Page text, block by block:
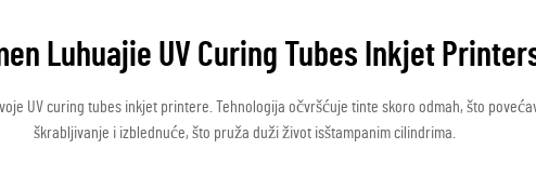
Luhuajie UV Curing Tubes Inkjet
UV curing tubes inkjet printere. Tehnologija očvršćuje tinte skoro odmah, što
škrabljivanje i izblednuće, što pruža duži život isštampanim cilindrima.